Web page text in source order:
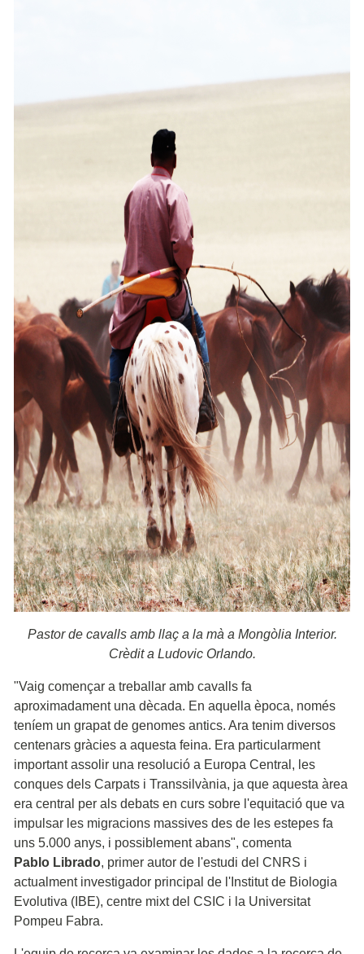
Pastor de cavalls amb llaç a la mà a Mongòlia Interior.
Crèdit a Ludovic Orlando.
"Vaig començar a treballar amb cavalls fa
aproximadament una dècada. En aquella època, només
teníem un grapat de genomes antics. Ara tenim diversos
centenars gràcies a aquesta feina. Era particularment
important assolir una resolució a Europa Central, les
conques dels Carpats i Transsilvània, ja que aquesta àrea
era central per als debats en curs sobre l'equitació que va
impulsar les migracions massives des de les estepes fa
uns 5.000 anys, i possiblement abans", comenta
Pablo Librado, primer autor de l'estudi del CNRS i
actualment investigador principal de l'Institut de Biologia
Evolutiva (IBE), centre mixt del CSIC i la Universitat
Pompeu Fabra.